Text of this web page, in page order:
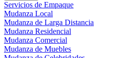
Servicios de Empaque
Mudanza Local
Mudanza de Larga Distancia
Mudanza Residencial
Mudanza Comercial
Mudanza de Muebles